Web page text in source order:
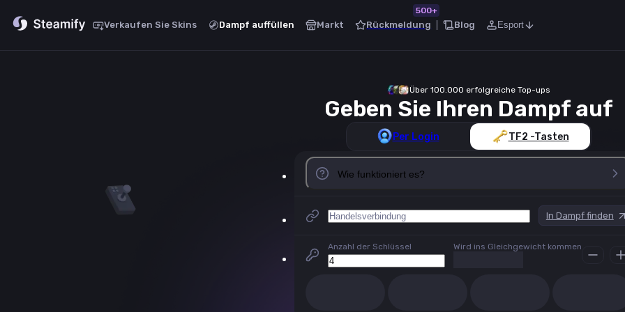
Verkaufen Sie Skins Dampf auffüllen Markt Rückmeldung
500+
Blog Esport
Über 100.000 erfolgreiche Top-ups
Per Login TF2 -Tasten
Wie funktioniert es?
In Dampf finden
Anzahl der Schlüssel Wird ins Gleichgewicht kommen